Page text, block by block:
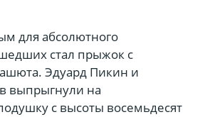
для абсолютного
стал прыжок с
Эдуард Пикин и
выпрыгнули на
с высоты восемьдесят